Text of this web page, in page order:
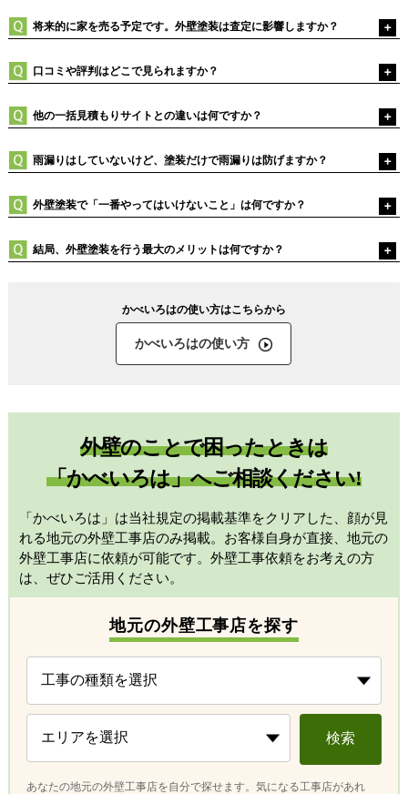
将来的に家を売る予定です。外壁塗装は査定に影響しますか？
口コミや評判はどこで見られますか？
他の一括見積もりサイトとの違いは何ですか？
雨漏りはしていないけど、塗装だけで雨漏りは防げますか？
外壁塗装で「一番やってはいけないこと」は何ですか？
結局、外壁塗装を行う最大のメリットは何ですか？
かべいろはの使い方はこちらから
かべいろはの使い方
外壁のことで困ったときは
「かべいろは」へご相談ください!
「かべいろは」は当社規定の掲載基準をクリアした、顔が見
れる地元の外壁工事店のみ掲載。お客様自身が直接、地元の
外壁工事店に依頼が可能です。外壁工事依頼をお考えの方
は、ぜひご活用ください。
地元の外壁工事店を探す
検索
あなたの地元の外壁工事店を自分で探せます。気になる工事店があれ